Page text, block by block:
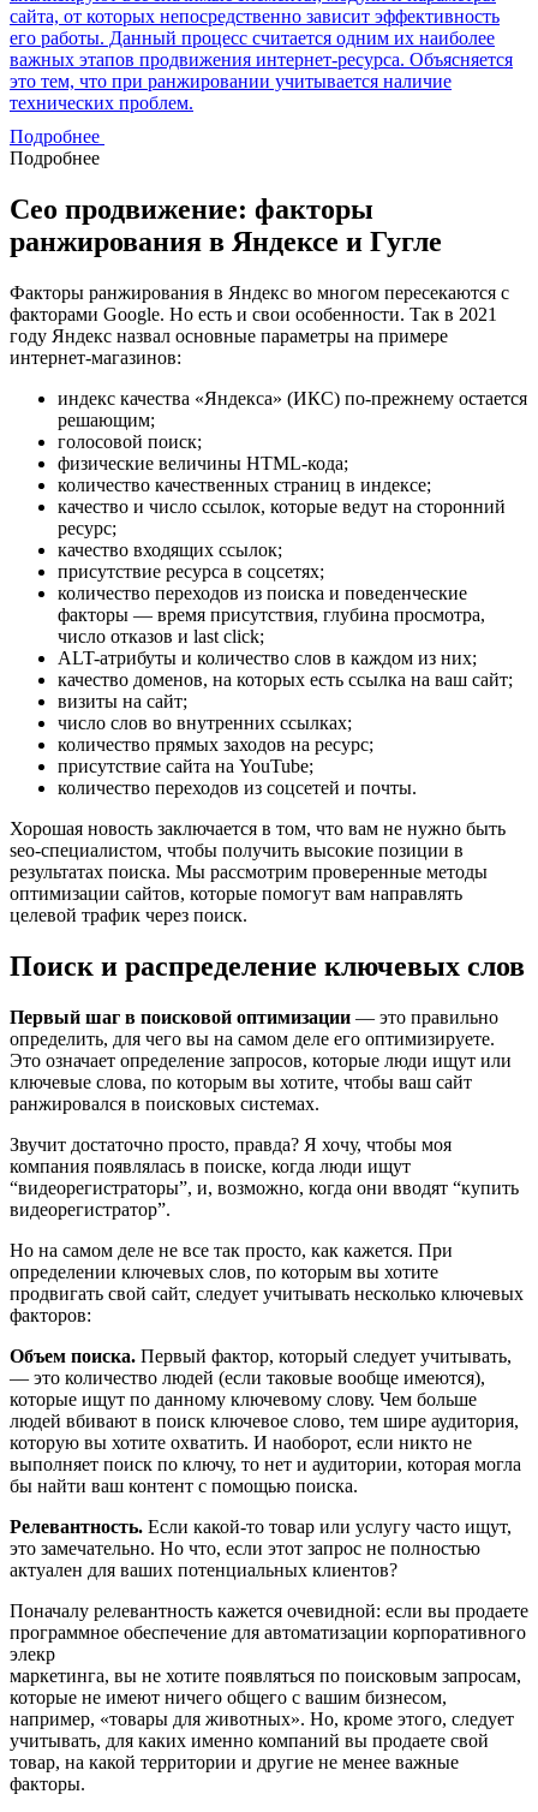
сайта, от которых непосредственно зависит эффективность
его работы. Данный процесс считается одним их наиболее
важных этапов продвижения интернет-ресурса. Объясняется
это тем, что при ранжировании учитывается наличие
технических проблем.
Подробнее
Подробнее
Сео продвижение: факторы
ранжирования в Яндексе и Гугле
Факторы ранжирования в Яндекс во многом пересекаются с
факторами Google. Но есть и свои особенности. Так в 2021
году Яндекс назвал основные параметры на примере
интернет-магазинов:
индекс качества «Яндекса» (ИКС) по-прежнему остается
решающим;
голосовой поиск;
физические величины HTML-кода;
количество качественных страниц в индексе;
качество и число ссылок, которые ведут на сторонний
ресурс;
качество входящих ссылок;
присутствие ресурса в соцсетях;
количество переходов из поиска и поведенческие
факторы — время присутствия, глубина просмотра,
число отказов и last click;
ALT-атрибуты и количество слов в каждом из них;
качество доменов, на которых есть ссылка на ваш сайт;
визиты на сайт;
число слов во внутренних ссылках;
количество прямых заходов на ресурс;
присутствие сайта на YouTube;
количество переходов из соцсетей и почты.
Хорошая новость заключается в том, что вам не нужно быть
seo-специалистом, чтобы получить высокие позиции в
результатах поиска. Мы рассмотрим проверенные методы
оптимизации сайтов, которые помогут вам направлять
целевой трафик через поиск.
Поиск и распределение ключевых слов
Первый шаг в поисковой оптимизации — это правильно
определить, для чего вы на самом деле его оптимизируете.
Это означает определение запросов, которые люди ищут или
ключевые слова, по которым вы хотите, чтобы ваш сайт
ранжировался в поисковых системах.
Звучит достаточно просто, правда? Я хочу, чтобы моя
компания появлялась в поиске, когда люди ищут
“видеорегистраторы”, и, возможно, когда они вводят “купить
видеорегистратор”.
Но на самом деле не все так просто, как кажется. При
определении ключевых слов, по которым вы хотите
продвигать свой сайт, следует учитывать несколько ключевых
факторов:
Объем поиска. Первый фактор, который следует учитывать,
— это количество людей (если таковые вообще имеются),
которые ищут по данному ключевому слову. Чем больше
людей вбивают в поиск ключевое слово, тем шире аудитория,
которую вы хотите охватить. И наоборот, если никто не
выполняет поиск по ключу, то нет и аудитории, которая могла
бы найти ваш контент с помощью поиска.
Релевантность. Если какой-то товар или услугу часто ищут,
это замечательно. Но что, если этот запрос не полностью
актуален для ваших потенциальных клиентов?
Поначалу релевантность кажется очевидной: если вы продаете
программное обеспечение для автоматизации корпоративного
элекр
маркетинга, вы не хотите появляться по поисковым запросам,
которые не имеют ничего общего с вашим бизнесом,
например, «товары для животных». Но, кроме этого, следует
учитывать, для каких именно компаний вы продаете свой
товар, на какой территории и другие не менее важные
факторы.